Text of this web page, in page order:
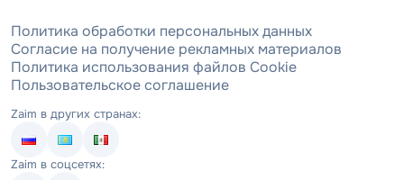
Политика обработки персональных данных
Согласие на получение рекламных материалов
Политика использования файлов Cookie
Пользовательское соглашение
Zaim в других странах:
Zaim в соцсетях: